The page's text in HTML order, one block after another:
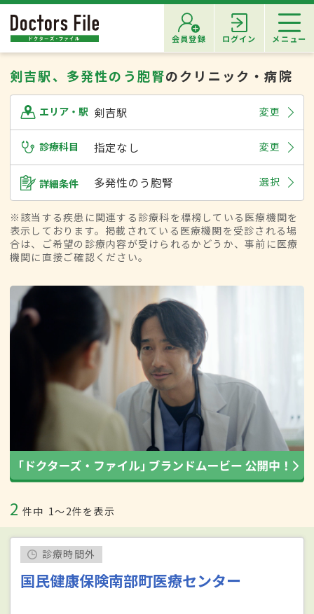
会員登録 ログイン メニュー
剣吉駅、多発性のう胞腎のクリニック・病院
エリア・駅 剣吉駅 変更
診療科目 指定なし 変更
詳細条件 多発性のう胞腎 選択
※該当する疾患に関連する診療科を標榜している医療機関を
表示しております。掲載されている医療機関を受診される場
合は、ご希望の診療内容が受けられるかどうか、事前に医療
機関に直接ご確認ください。
2 件中 1〜2件を表示
診療時間外
国民健康保険南部町医療センター